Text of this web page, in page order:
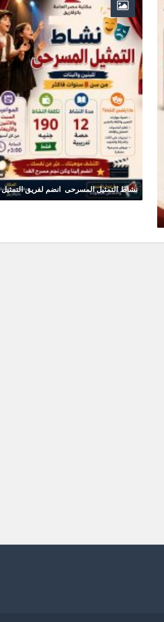
نشاط التمثيل المسرحى انضم لفريق التمثيل